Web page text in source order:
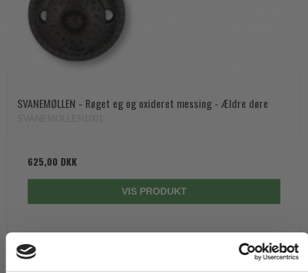
SVANEMØLLEN - Røget eg og oxideret messing - Ældre døre
625,00 DKK
VIS PRODUKT